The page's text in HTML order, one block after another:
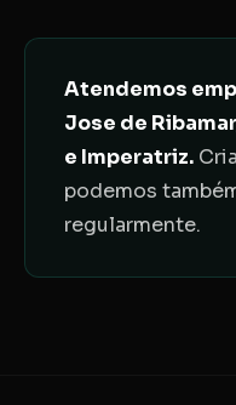
Atendemos
Jose de
e Imperatriz.
podemos
regularmente.